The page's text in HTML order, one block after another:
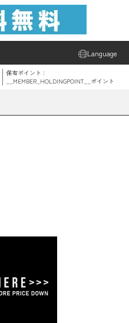
Language
保有ポイント：
__MEMBER_HOLDINGPOINT__ ポイント